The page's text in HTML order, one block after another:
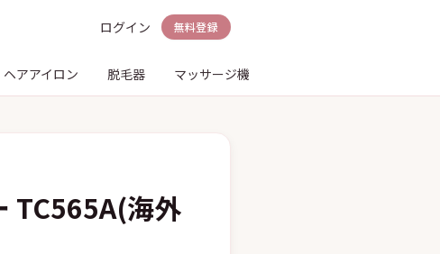
ログイン 無料登録
ヘアアイロン 脱毛器 マッサージ機
TC565A(海外